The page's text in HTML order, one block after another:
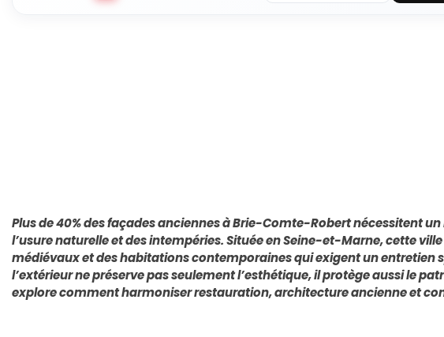
Plus de 40% des façades anciennes à Brie-Comte-Robert nécessitent
l’usure naturelle et des intempéries. Située en Seine-et-Marne, cette
médiévaux et des habitations contemporaines qui exigent un entretien
l’extérieur ne préserve pas seulement l’esthétique, il protège aussi le
explore comment harmoniser restauration, architecture ancienne et